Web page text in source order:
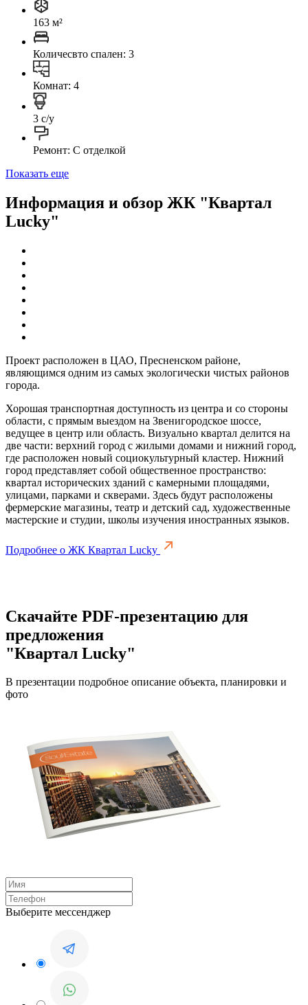
163 м²
Количесвто спален: 3
Комнат: 4
3 с/у
Ремонт: C отделкой
Показать еще
Информация и обзор ЖК "Квартал
Lucky"
Проект расположен в ЦАО, Пресненском районе,
являющимся одним из самых экологически чистых районов
города.
Хорошая транспортная доступность из центра и со стороны
области, с прямым выездом на Звенигородское шоссе,
ведущее в центр или область. Визуально квартал делится на
две части: верхний город с жилыми домами и нижний город,
где расположен новый социокультурный кластер. Нижний
город представляет собой общественное пространство:
квартал исторических зданий с камерными площадями,
улицами, парками и скверами. Здесь будут расположены
фермерские магазины, театр и детский сад, художественные
мастерские и студии, школы изучения иностранных языков.
Подробнее о ЖК Квартал Lucky
Скачайте PDF-презентацию для
предложения
"Квартал Lucky"
В презентации подробное описание объекта, планировки и
фото
Выберите мессенджер